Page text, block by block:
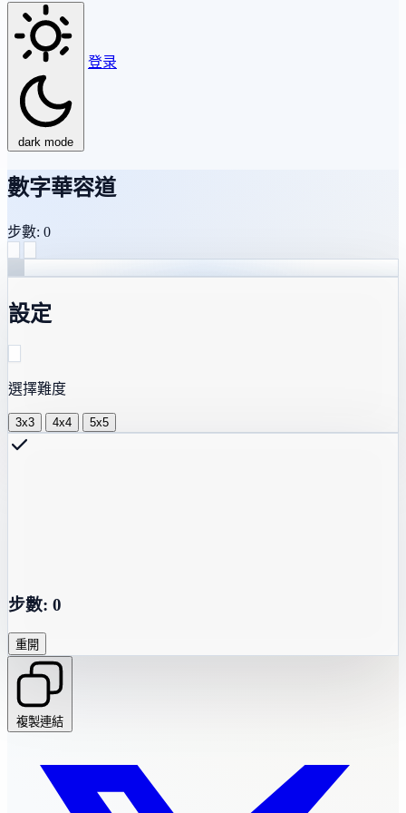
dark mode
登录
數字華容道
步數: 0
設定
選擇難度
3x3 4x4 5x5
步數: 0
重開
複製連結